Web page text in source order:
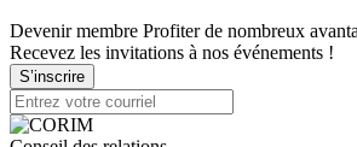
Devenir membre Profiter de nombreux
Recevez les invitations à nos événements !
S’inscrire